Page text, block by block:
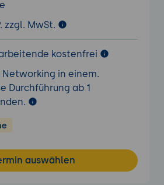
zzgl. MwSt.
kostenfrei
Networking in einem.
Durchführung ab 1
auswählen